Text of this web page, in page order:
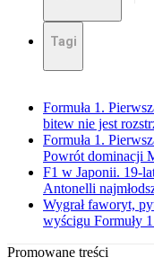
Tagi
Formuła 1.
bitew nie jest
Formuła 1.
Powrót dominacji
F1 w Japonii. 19-
Antonelli
Wygrał faworyt,
wyścigu Formuły
Promowane treści